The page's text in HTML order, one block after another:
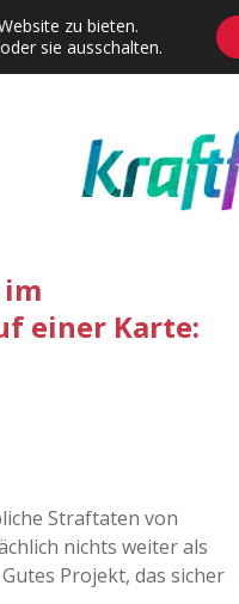
Dropdown-Menü öffnen
einer Karte:
Straftaten von
nichts weiter als
Projekt, das sicher
zu bieten.
sie ausschalten.